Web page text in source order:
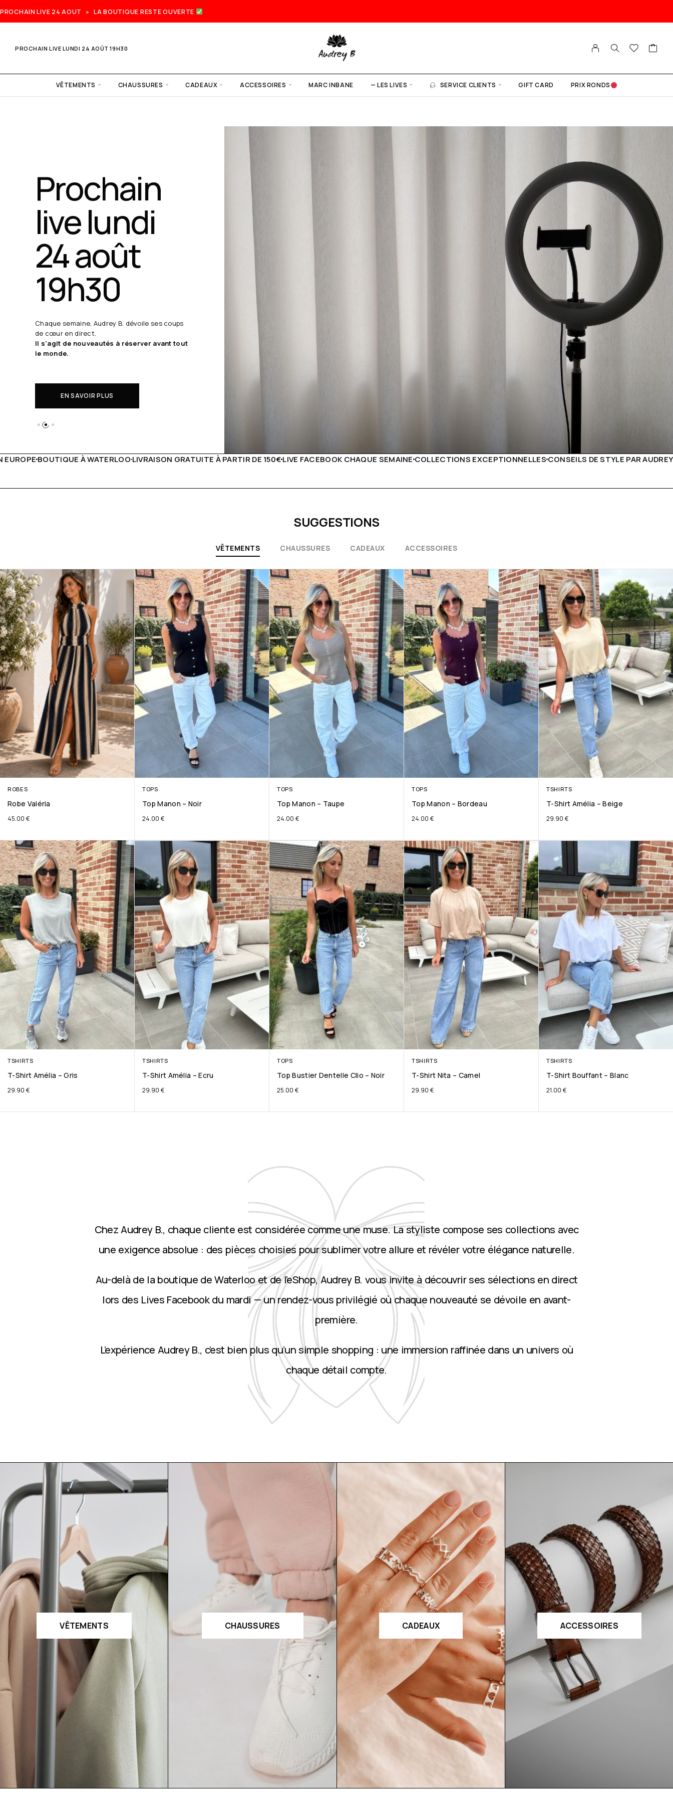
PROCHAIN LIVE 24 AOUT » LA BOUTIQUE RESTE OUVERTE
PROCHAIN LIVE LUNDI 24 AOÛT 19H30
VÊTEMENTS CHAUSSURES CADEAUX ACCESSOIRES MARC INBANE — LES LIVES SERVICE CLIENTS GIFT CARD PRIX RONDS
Prochain
live lundi
24 août
19h30
Chaque semaine, Audrey B. dévoile ses coups
de cœur en direct.
Il s'agit de nouveautés à réserver avant tout
le monde.
EN SAVOIR PLUS
GRATUITE À PARTIR DE 150€LIVE FACEBOOK CHAQUE SEMAINECOLLECTIONS EXCEPTIONNELLESCONSEILS DE STYLE PAR AUDREY B LIVRAISON PARTOUT EN
SUGGESTIONS
VÊTEMENTS CHAUSSURES CADEAUX ACCESSOIRES
ROBES
Robe Valéria
45.00 €
TOPS
Top Manon – Noir
24.00 €
TOPS
Top Manon – Taupe
24.00 €
TOPS
Top Manon – Bordeau
24.00 €
TSHIRTS
T-Shirt Amélia – Beige
29.90 €
TSHIRTS
T-Shirt Amélia – Gris
29.90 €
TSHIRTS
T-Shirt Amélia – Ecru
29.90 €
TOPS
Top Bustier Dentelle Clio – Noir
25.00 €
TSHIRTS
T-Shirt Nita – Camel
29.90 €
TSHIRTS
T-Shirt Bouffant – Blanc
21.00 €
Chez Audrey B., chaque cliente est considérée comme une muse. La styliste compose ses collections avec
une exigence absolue : des pièces choisies pour sublimer votre allure et révéler votre élégance naturelle.
Au-delà de la boutique de Waterloo et de l’eShop, Audrey B. vous invite à découvrir ses sélections en direct
lors des Lives Facebook du mardi — un rendez-vous privilégié où chaque nouveauté se dévoile en avant-
première.
L’expérience Audrey B., c’est bien plus qu’un simple shopping : une immersion raffinée dans un univers où
chaque détail compte.
VÊTEMENTS CHAUSSURES CADEAUX ACCESSOIRES